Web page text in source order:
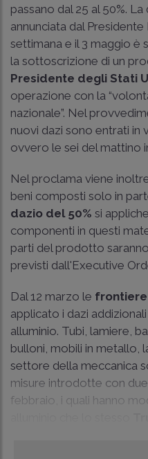
passano dal 25 al 50%.
annunciata dal
settimana e il 3 maggio
la sottoscrizione di un
Presidente degli Stati
operazione con la
nazionale”. Nel
nuovi dazi sono entrati in
ovvero le sei del mattino
Nel proclama viene
beni composti solo in
dazio del 50% si
componenti in questi
parti del prodotto
previsti dall'Executive
Dal 12 marzo le
applicato i dazi
alluminio. Tubi, lamiere,
bulloni, mobili in metallo,
settore della meccanica
misure introdotte con
febbraio, i quali hanno